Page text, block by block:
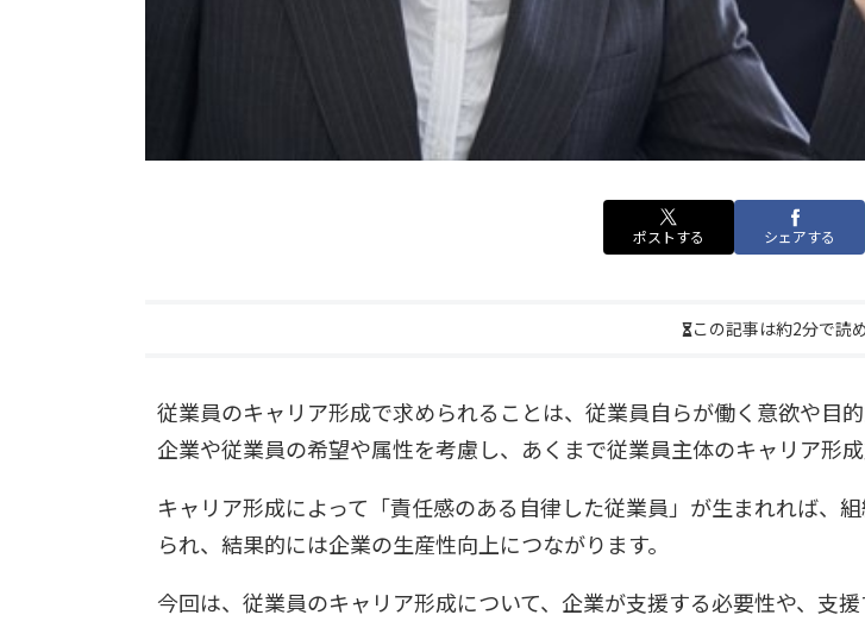
ポストする シェアする
この記事は約2分で読め
従業員のキャリア形成で求められることは、従業員自らが働く意欲や目
企業や従業員の希望や属性を考慮し、あくまで従業員主体のキャリア形成
キャリア形成によって「責任感のある自律した従業員」が生まれれば、
られ、結果的には企業の生産性向上につながります。
今回は、従業員のキャリア形成について、企業が支援する必要性や、支